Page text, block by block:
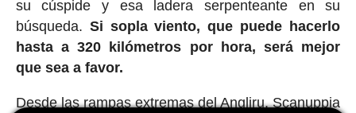
su cúspide y esa ladera serpenteante en su
búsqueda. Si sopla viento, que puede hacerlo
hasta a 320 kilómetros por hora, será mejor
que sea a favor.
Desde las rampas extremas del Angliru, Scanuppia